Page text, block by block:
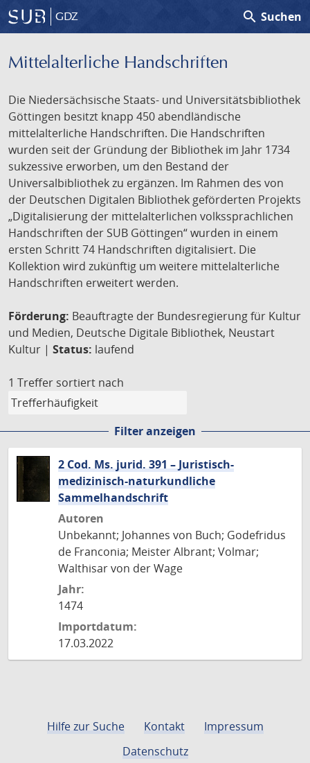
GDZ search Suchen
Mittelalterliche Handschriften
Die Niedersächsische Staats- und Universitätsbibliothek
Göttingen besitzt knapp 450 abendländische
mittelalterliche Handschriften. Die Handschriften
wurden seit der Gründung der Bibliothek im Jahr 1734
sukzessive erworben, um den Bestand der
Universalbibliothek zu ergänzen. Im Rahmen des von
der Deutschen Digitalen Bibliothek geförderten Projekts
„Digitalisierung der mittelalterlichen volkssprachlichen
Handschriften der SUB Göttingen“ wurden in einem
ersten Schritt 74 Handschriften digitalisiert. Die
Kollektion wird zukünftig um weitere mittelalterliche
Handschriften erweitert werden.
Förderung: Beauftragte der Bundesregierung für Kultur
und Medien, Deutsche Digitale Bibliothek, Neustart
Kultur | Status: laufend
1 Treffer sortiert nach
Filter anzeigen
2 Cod. Ms. jurid. 391 – Juristisch-
medizinisch-naturkundliche
Sammelhandschrift
Autoren
Unbekannt; Johannes von Buch; Godefridus
de Franconia; Meister Albrant; Volmar;
Walthisar von der Wage
Jahr:
1474
Importdatum:
17.03.2022
Hilfe zur Suche Kontakt
Impressum
Datenschutz